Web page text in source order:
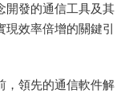
開發的通信工具及其
現效率倍增的關鍵引
，領先的通信軟件解